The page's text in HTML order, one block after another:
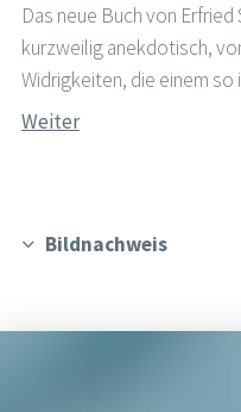
Das neue Buch von
kurzweilig anekdotisch,
Widrigkeiten, die einem
Weiter
Bildnachweis